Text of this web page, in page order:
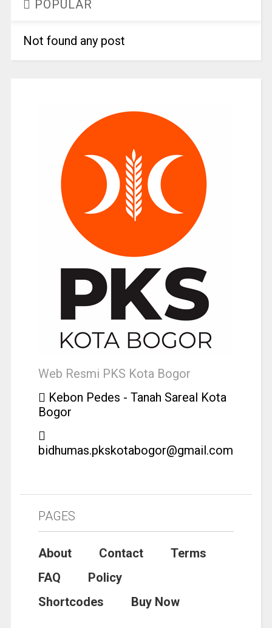
POPULAR
Not found any post
Web Resmi PKS Kota Bogor
Kebon Pedes - Tanah Sareal Kota
Bogor
bidhumas.pkskotabogor@gmail.com
PAGES
About Contact
Terms
FAQ
Policy
Shortcodes
Buy Now